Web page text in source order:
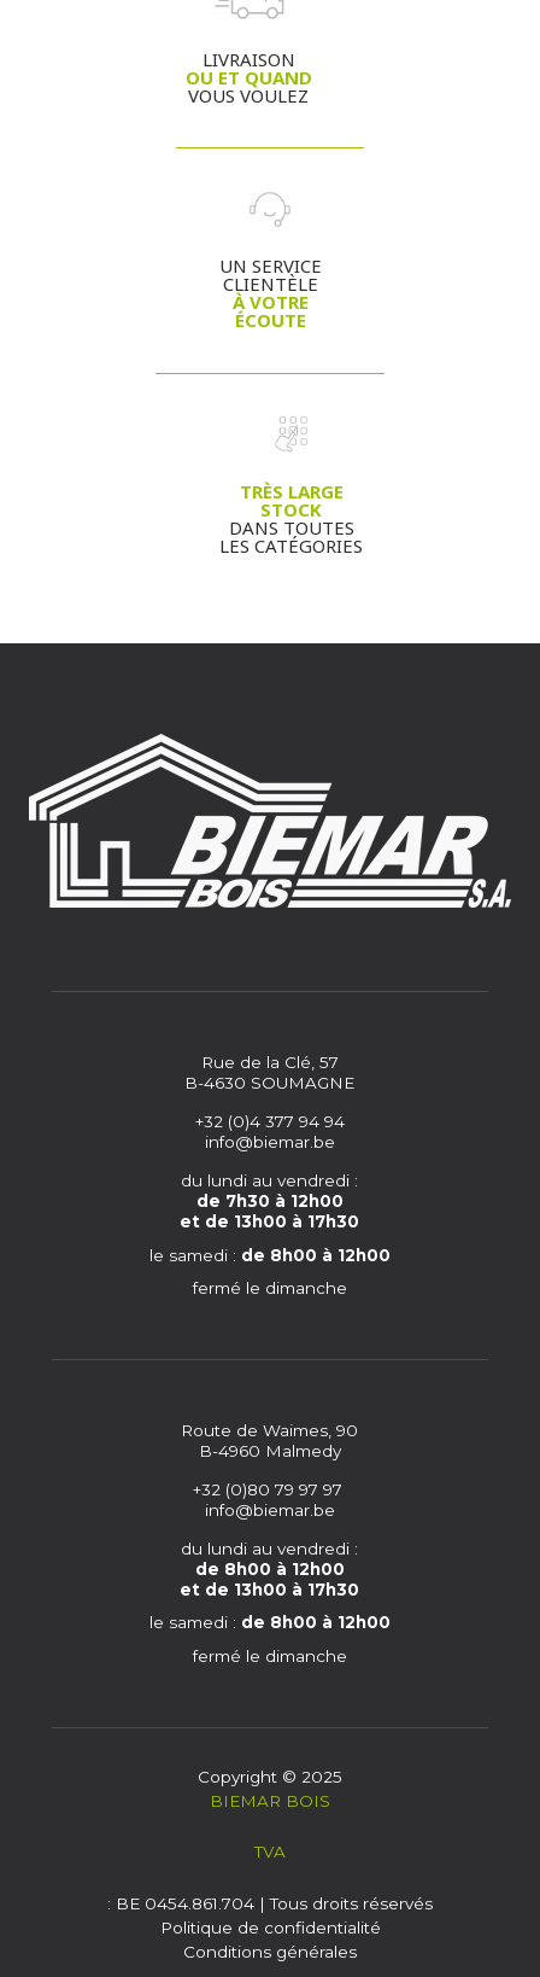
LIVRAISON
OU ET QUAND
VOUS VOULEZ
UN SERVICE
CLIENTÈLE
À VOTRE
ÉCOUTE
TRÈS LARGE
STOCK
DANS TOUTES
LES CATÉGORIES
Rue de la Clé, 57
B-4630 SOUMAGNE
+32 (0)4 377 94 94
info@biemar.be
du lundi au vendredi :
de 7h30 à 12h00
et de 13h00 à 17h30
le samedi : de 8h00 à 12h00
fermé le dimanche
Route de Waimes, 90
B-4960 Malmedy
+32 (0)80 79 97 97
info@biemar.be
du lundi au vendredi :
de 8h00 à 12h00
et de 13h00 à 17h30
le samedi : de 8h00 à 12h00
fermé le dimanche
Copyright © 2025
BIEMAR BOIS
TVA
: BE 0454.861.704 | Tous droits réservés
Politique de confidentialité
Conditions générales